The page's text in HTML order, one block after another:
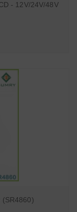
- 12V/24V/48V
(SR4860)